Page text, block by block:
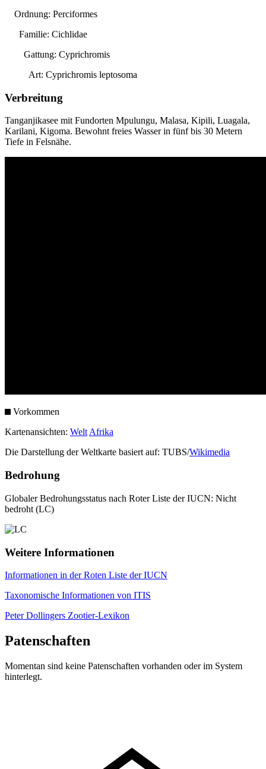
Ordnung: Perciformes
Familie: Cichlidae
Gattung: Cyprichromis
Art: Cyprichromis leptosoma
Verbreitung
Tanganjikasee mit Fundorten Mpulungu, Malasa, Kipili, Luagala,
Karilani, Kigoma. Bewohnt freies Wasser in fünf bis 30 Metern
Tiefe in Felsnähe.
Vorkommen
Kartenansichten: WeltAfrika
Die Darstellung der Weltkarte basiert auf: TUBS/Wikimedia
Bedrohung
Globaler Bedrohungsstatus nach Roter Liste der IUCN: Nicht
bedroht (LC)
Weitere Informationen
Informationen in der Roten Liste der IUCN
Taxonomische Informationen von ITIS
Peter Dollingers Zootier-Lexikon
Patenschaften
Momentan sind keine Patenschaften vorhanden oder im System
hinterlegt.